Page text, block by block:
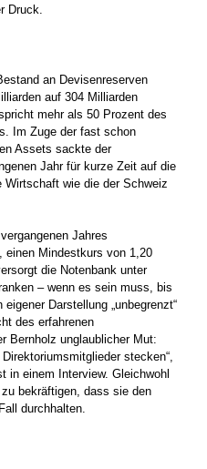
Druck.
an Devisenreserven
auf 304 Milliarden
mehr als 50 Prozent des
Im Zuge der fast schon
Assets sackte der
Jahr für kurze Zeit auf die
Wirtschaft wie die der Schweiz
Jahres
einen Mindestkurs von 1,20
die Notenbank unter
– wenn es sein muss, bis
Darstellung „unbegrenzt“
des erfahrenen
Bernholz unglaublicher Mut:
stecken“,
in einem Interview. Gleichwohl
bekräftigen, dass sie den
durchhalten.